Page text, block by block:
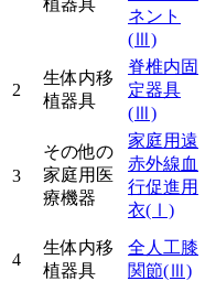
植器具
ネント
(Ⅲ)
2
生体内移
植器具
脊椎内固
定器具
(Ⅲ)
3
その他の
家庭用医
療機器
家庭用遠
赤外線血
行促進用
衣(Ⅰ)
4
生体内移
植器具
全人工膝
関節(Ⅲ)